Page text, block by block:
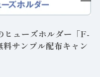
ヒューズホルダー「F-
サンプル配布キャン